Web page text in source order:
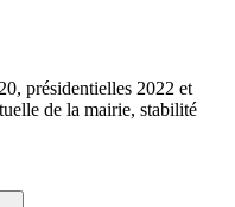
présidentielles 2022 et
de la mairie, stabilité